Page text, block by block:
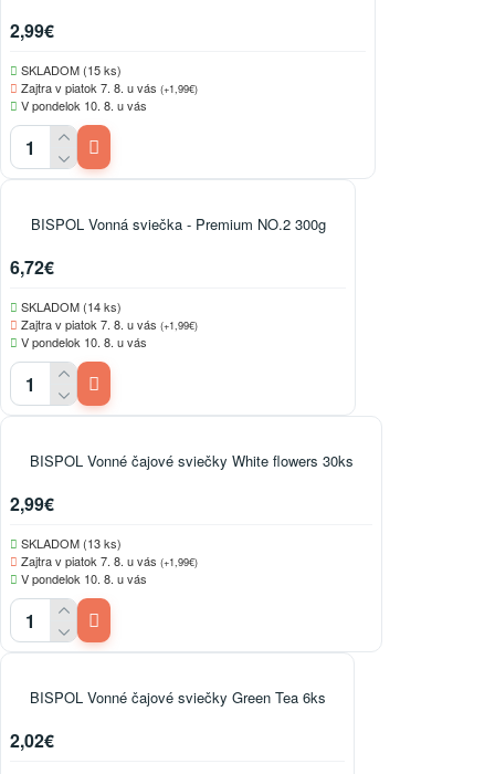
2,99€
SKLADOM (15 ks)
Zajtra v piatok 7. 8. u vás (+1,99€)
V pondelok 10. 8. u vás
BISPOL Vonná sviečka - Premium NO.2 300g
6,72€
SKLADOM (14 ks)
Zajtra v piatok 7. 8. u vás (+1,99€)
V pondelok 10. 8. u vás
BISPOL Vonné čajové sviečky White flowers 30ks
2,99€
SKLADOM (13 ks)
Zajtra v piatok 7. 8. u vás (+1,99€)
V pondelok 10. 8. u vás
BISPOL Vonné čajové sviečky Green Tea 6ks
2,02€